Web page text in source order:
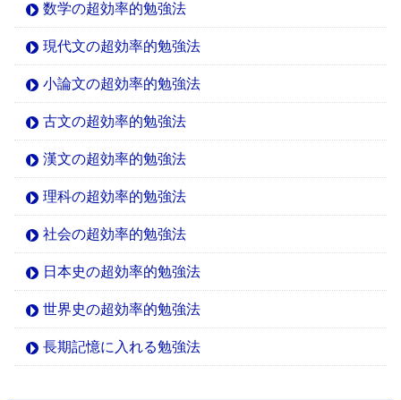
数学の超効率的勉強法
現代文の超効率的勉強法
小論文の超効率的勉強法
古文の超効率的勉強法
漢文の超効率的勉強法
理科の超効率的勉強法
社会の超効率的勉強法
日本史の超効率的勉強法
世界史の超効率的勉強法
長期記憶に入れる勉強法